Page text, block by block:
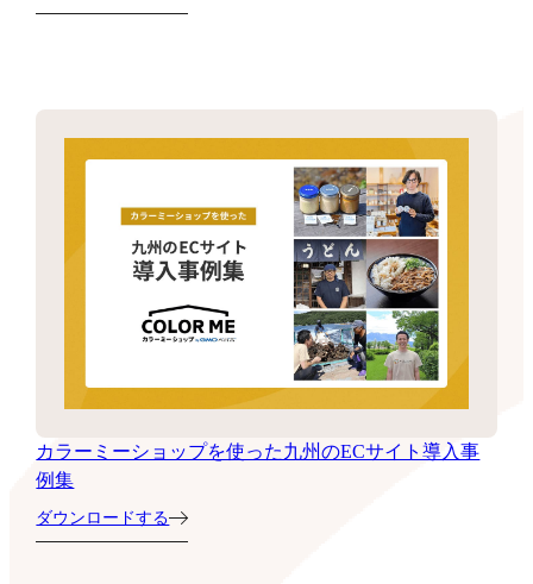
カラーミーショップを使った九州のECサイト導入事
例集
ダウンロードする